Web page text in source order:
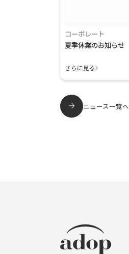
コーポレート
夏季休業のお知らせ
さらに見る
ニュース一覧へ